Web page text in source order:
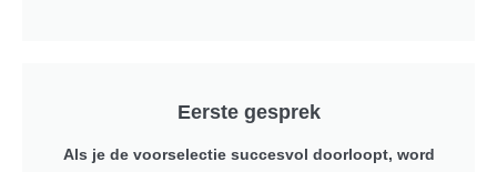
Eerste gesprek
Als je de voorselectie succesvol doorloopt, word